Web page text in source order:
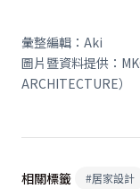
彙整編輯：Aki
圖片暨資料提供：
ARCHITECTURE）
相關標籤 #居家設計